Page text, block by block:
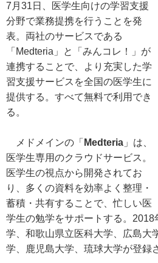
7月31日、医学生向けの学習支援
分野で業務提携を行うことを発
表。両社のサービスである
「Medteria」と「みんコレ！」が
連携することで、より充実した学
習支援サービスを全国の医学生に
提供する。すべて無料で利用でき
る。
メドメインの「 Medteria 」は、
医学生専用のクラウドサービス。
医学生の視点から開発されてお
り、多くの資料を効率よく整理・
蓄積・共有することで、忙しい医
学生の勉学をサポートする。2018
学、和歌山県立医科大学、広島大
学、鹿児島大学、琉球大学が登録